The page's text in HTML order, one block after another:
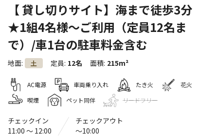
【 貸し切りサイト】海まで徒歩3分
★1組4名様～ご利用（定員12名ま
で）/車1台の駐車料金含む
地面: 土 定員: 12名 面積: 215m²
AC電源 車両乗り入れ たき火
花火
喫煙
ペット同伴 リードフリー
チェックイン
11:00 〜 12:00
チェックアウト
〜10:00
WEB予約可能 クーポン利用可 キャンプサイト
御宿リバーサイドガーデン
〒299-5106 千葉県 夷隅郡
御宿町須賀５１５−２０
Googleマップで見る
灰捨て場 水洗トイレ
駐車場